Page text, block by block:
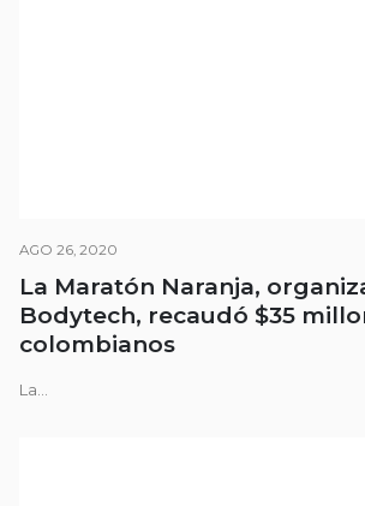
AGO 26, 2020
La Maratón Naranja,
Bodytech, recaudó $35
colombianos
La...